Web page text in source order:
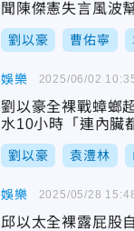
聞陳傑憲失言風波
劉以豪 曹佑寧
娛樂
劉以豪全裸戰蟑螂
水10小時「連內臟
劉以豪 袁澧林
2025/06/02
娛樂
邱以太全裸露屁股
2025/05/28